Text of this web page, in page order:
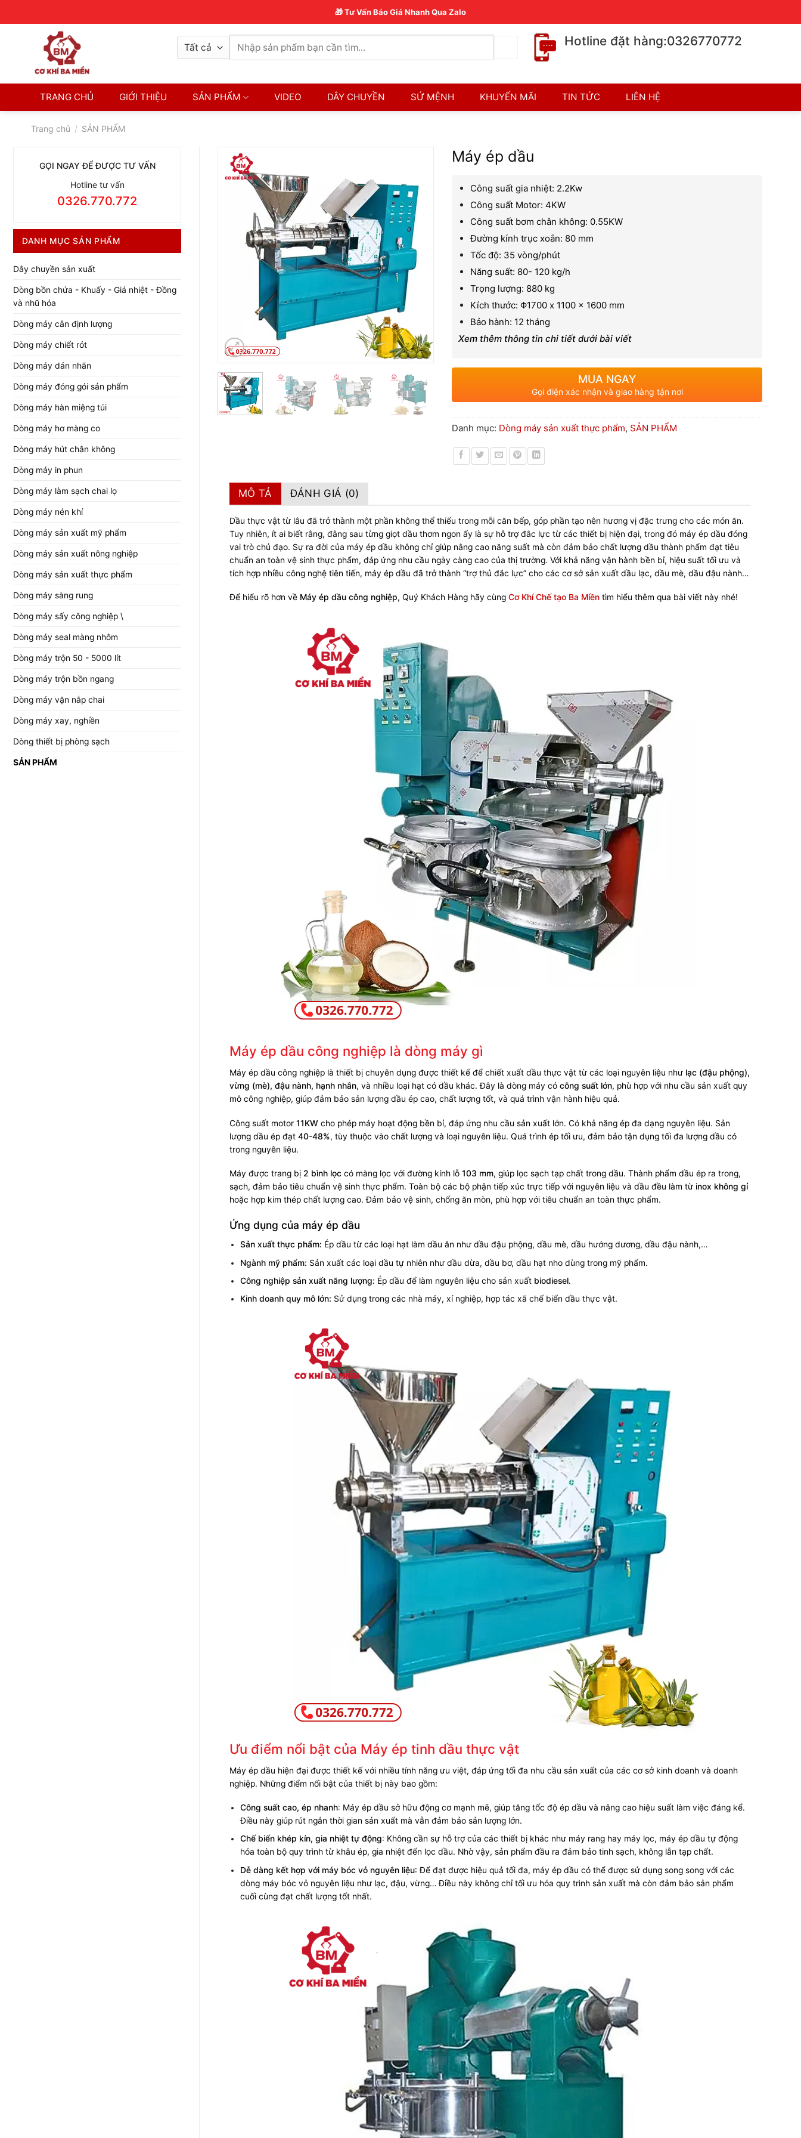
kiếm:
Hotline đặt hàng:0326770772
TRANG CHỦ GIỚI THIỆU SẢN PHẨM VIDEO DÂY CHUYỀN SỨ MỆNH KHUYẾN MÃI TIN TỨC LIÊN HỆ
Trang chủ / SẢN PHẨM
GỌI NGAY ĐỂ ĐƯỢC TƯ VẤN
Hotline tư vấn
0326.770.772
DANH MỤC SẢN PHẨM
Dây chuyền sản xuất
Dòng bồn chứa - Khuấy - Giá nhiệt - Đồng
và nhũ hóa
Dòng máy cân định lượng
Dòng máy chiết rót
Dòng máy dán nhãn
Dòng máy đóng gói sản phẩm
Dòng máy hàn miệng túi
Dòng máy hơ màng co
Dòng máy hút chân không
Dòng máy in phun
Dòng máy làm sạch chai lọ
Dòng máy nén khí
Dòng máy sản xuất mỹ phẩm
Dòng máy sản xuất nông nghiệp
Dòng máy sản xuất thực phẩm
Dòng máy sàng rung
Dòng máy sấy công nghiệp \
Dòng máy seal màng nhôm
Dòng máy trộn 50 - 5000 lít
Dòng máy trộn bồn ngang
Dòng máy vặn nắp chai
Dòng máy xay, nghiền
Dòng thiết bị phòng sạch
SẢN PHẨM
Máy ép dầu
Công suất gia nhiệt: 2.2Kw
Công suất Motor: 4KW
Công suất bơm chân không: 0.55KW
Đường kính trục xoắn: 80 mm
Tốc độ: 35 vòng/phút
Năng suất: 80- 120 kg/h
Trọng lượng: 880 kg
Kích thước: Φ1700 x 1100 x 1600 mm
Bảo hành: 12 tháng
Xem thêm thông tin chi tiết dưới bài viết
MUA NGAY
Gọi điện xác nhận và giao hàng tận nơi
Danh mục: Dòng máy sản xuất thực phẩm, SẢN PHẨM
MÔ TẢ ĐÁNH GIÁ (0)
Dầu thực vật từ lâu đã trở thành một phần không thể thiếu trong mỗi căn bếp, góp phần tạo nên hương vị đặc trưng cho các món ăn.
Tuy nhiên, ít ai biết rằng, đằng sau từng giọt dầu thơm ngon ấy là sự hỗ trợ đắc lực từ các thiết bị hiện đại, trong đó máy ép dầu đóng
vai trò chủ đạo. Sự ra đời của máy ép dầu không chỉ giúp nâng cao năng suất mà còn đảm bảo chất lượng dầu thành phẩm đạt tiêu
chuẩn an toàn vệ sinh thực phẩm, đáp ứng nhu cầu ngày càng cao của thị trường. Với khả năng vận hành bền bỉ, hiệu suất tối ưu và
tích hợp nhiều công nghệ tiên tiến, máy ép dầu đã trở thành “trợ thủ đắc lực” cho các cơ sở sản xuất dầu lạc, dầu mè, dầu đậu nành…
Để hiểu rõ hơn về Máy ép dầu công nghiệp, Quý Khách Hàng hãy cùng Cơ Khí Chế tạo Ba Miền tìm hiểu thêm qua bài viết này nhé!
Máy ép dầu công nghiệp là dòng máy gì
Máy ép dầu công nghiệp là thiết bị chuyên dụng được thiết kế để chiết xuất dầu thực vật từ các loại nguyên liệu như lạc (đậu phộng),
vừng (mè), đậu nành, hạnh nhân, và nhiều loại hạt có dầu khác. Đây là dòng máy có công suất lớn, phù hợp với nhu cầu sản xuất quy
mô công nghiệp, giúp đảm bảo sản lượng dầu ép cao, chất lượng tốt, và quá trình vận hành hiệu quả.
Công suất motor 11KW cho phép máy hoạt động bền bỉ, đáp ứng nhu cầu sản xuất lớn. Có khả năng ép đa dạng nguyên liệu. Sản
lượng dầu ép đạt 40-48%, tùy thuộc vào chất lượng và loại nguyên liệu. Quá trình ép tối ưu, đảm bảo tận dụng tối đa lượng dầu có
trong nguyên liệu.
Máy được trang bị 2 bình lọc có màng lọc với đường kính lỗ 103 mm, giúp lọc sạch tạp chất trong dầu. Thành phẩm dầu ép ra trong,
sạch, đảm bảo tiêu chuẩn vệ sinh thực phẩm. Toàn bộ các bộ phận tiếp xúc trực tiếp với nguyên liệu và dầu đều làm từ inox không gỉ
hoặc hợp kim thép chất lượng cao. Đảm bảo vệ sinh, chống ăn mòn, phù hợp với tiêu chuẩn an toàn thực phẩm.
Ứng dụng của máy ép dầu
Sản xuất thực phẩm: Ép dầu từ các loại hạt làm dầu ăn như dầu đậu phộng, dầu mè, dầu hướng dương, dầu đậu nành,…
Ngành mỹ phẩm: Sản xuất các loại dầu tự nhiên như dầu dừa, dầu bơ, dầu hạt nho dùng trong mỹ phẩm.
Công nghiệp sản xuất năng lượng: Ép dầu để làm nguyên liệu cho sản xuất biodiesel.
Kinh doanh quy mô lớn: Sử dụng trong các nhà máy, xí nghiệp, hợp tác xã chế biến dầu thực vật.
Ưu điểm nổi bật của Máy ép tinh dầu thực vật
Máy ép dầu hiện đại được thiết kế với nhiều tính năng ưu việt, đáp ứng tối đa nhu cầu sản xuất của các cơ sở kinh doanh và doanh
nghiệp. Những điểm nổi bật của thiết bị này bao gồm:
Công suất cao, ép nhanh: Máy ép dầu sở hữu động cơ mạnh mẽ, giúp tăng tốc độ ép dầu và nâng cao hiệu suất làm việc đáng kể.
Điều này giúp rút ngắn thời gian sản xuất mà vẫn đảm bảo sản lượng lớn.
Chế biến khép kín, gia nhiệt tự động: Không cần sự hỗ trợ của các thiết bị khác như máy rang hay máy lọc, máy ép dầu tự động
hóa toàn bộ quy trình từ khâu ép, gia nhiệt đến lọc dầu. Nhờ vậy, sản phẩm đầu ra đảm bảo tinh sạch, không lẫn tạp chất.
Dễ dàng kết hợp với máy bóc vỏ nguyên liệu: Để đạt được hiệu quả tối đa, máy ép dầu có thể được sử dụng song song với các
dòng máy bóc vỏ nguyên liệu như lạc, đậu, vừng… Điều này không chỉ tối ưu hóa quy trình sản xuất mà còn đảm bảo sản phẩm
cuối cùng đạt chất lượng tốt nhất.
🎁 Tư Vấn Báo Giá Nhanh Qua Zalo